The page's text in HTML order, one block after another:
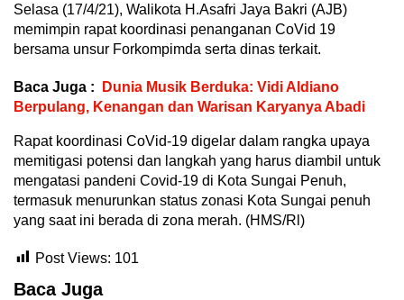
Selasa (17/4/21), Walikota H.Asafri Jaya Bakri (AJB)
memimpin rapat koordinasi penanganan CoVid 19
bersama unsur Forkompimda serta dinas terkait.
Baca Juga :
Dunia Musik Berduka: Vidi Aldiano
Berpulang, Kenangan dan Warisan Karyanya Abadi
Rapat koordinasi CoVid-19 digelar dalam rangka upaya
memitigasi potensi dan langkah yang harus diambil untuk
mengatasi pandeni Covid-19 di Kota Sungai Penuh,
termasuk menurunkan status zonasi Kota Sungai penuh
yang saat ini berada di zona merah. (HMS/Rl)
Post Views: 101
Baca Juga